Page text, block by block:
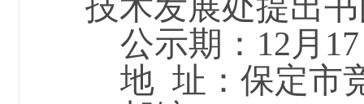
公示期： 12月
地 址：保定市